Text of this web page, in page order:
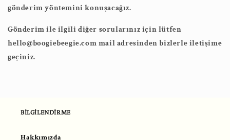
gönderim yöntemini konuşacağız.
Gönderim ile ilgili diğer sorularınız için lütfen
hello@boogiebeegie.com mail adresinden bizlerle iletişime
geçiniz.
BİLGİLENDİRME
Hakkımızda